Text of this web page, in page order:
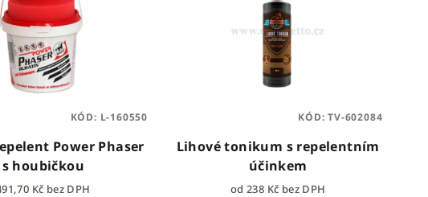
Power Phaser
s houbičkou
Kč bez DPH
KÓD: L-160550
Lihové tonikum s repelentním
účinkem
od 238 Kč bez DPH
KÓD:TV-602084